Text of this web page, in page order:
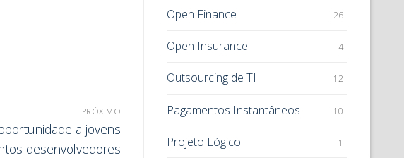
PRÓXIMO
a jovens
desenvolvedores
Open Finance 26
Open Insurance 4
Outsourcing de TI 12
Pagamentos Instantâneos 10
Projeto Lógico 1